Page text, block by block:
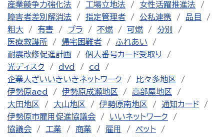
産業競争力強化法
工場立地法
女性活躍推進法
障害者差別解消法
指定管理者 公私連携
品目
粗大
有害 プラ 不燃 可燃
分別
医療救護所
帰宅困難者
ふれあい
耐震改修促進計画
個人番号カード受取り
光ディスク
dvd
cd
企業人ざいいきいきネットワーク
比々多地区
伊勢原aed
伊勢原成瀬地区
高部屋地区
大田地区
大山地区 伊勢原南地区
通知カード
伊勢原市雇用促進協議会
いいネットワーク
協議会
工業 商業 雇用
ペット